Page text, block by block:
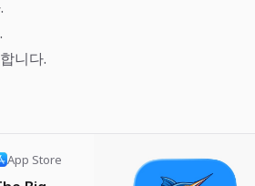
니다.
App Store